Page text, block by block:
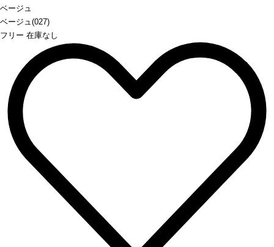
ベージュ
ベージュ(027)
フリー 在庫なし